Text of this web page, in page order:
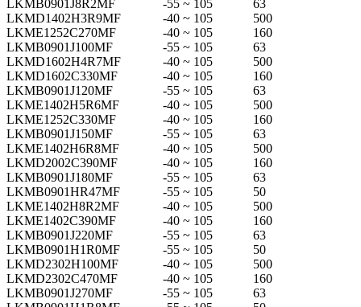
LKMB0901J8R2MF
-55 ~ 105
63
LKMD1402H3R9MF
-40 ~ 105
500
LKME1252C270MF
-40 ~ 105
160
LKMB0901J100MF
-55 ~ 105
63
LKMD1602H4R7MF
-40 ~ 105
500
LKMD1602C330MF
-40 ~ 105
160
LKMB0901J120MF
-55 ~ 105
63
LKME1402H5R6MF
-40 ~ 105
500
LKME1252C330MF
-40 ~ 105
160
LKMB0901J150MF
-55 ~ 105
63
LKME1402H6R8MF
-40 ~ 105
500
LKMD2002C390MF
-40 ~ 105
160
LKMB0901J180MF
-55 ~ 105
63
LKMB0901HR47MF
-55 ~ 105
50
LKME1402H8R2MF
-40 ~ 105
500
LKME1402C390MF
-40 ~ 105
160
LKMB0901J220MF
-55 ~ 105
63
LKMB0901H1R0MF
-55 ~ 105
50
LKMD2302H100MF
-40 ~ 105
500
LKMD2302C470MF
-40 ~ 105
160
LKMB0901J270MF
-55 ~ 105
63